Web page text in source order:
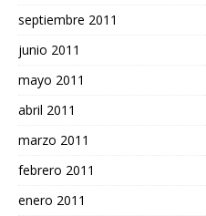
septiembre 2011
junio 2011
mayo 2011
abril 2011
marzo 2011
febrero 2011
enero 2011